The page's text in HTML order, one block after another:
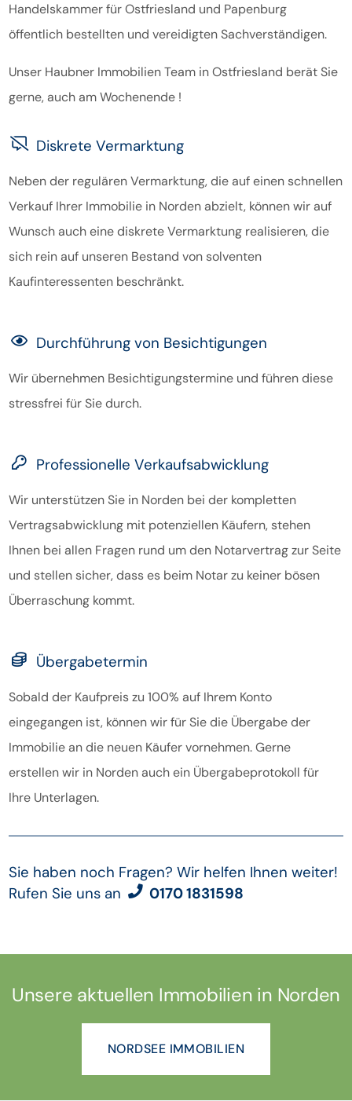
Handelskammer für Ostfriesland und Papenburg
öffentlich bestellten und vereidigten Sachverständigen.
Unser Haubner Immobilien Team in Ostfriesland berät Sie
gerne, auch am Wochenende !
Diskrete Vermarktung
Neben der regulären Vermarktung, die auf einen schnellen
Verkauf Ihrer Immobilie in Norden abzielt, können wir auf
Wunsch auch eine diskrete Vermarktung realisieren, die
sich rein auf unseren Bestand von solventen
Kaufinteressenten beschränkt.
Durchführung von Besichtigungen
Wir übernehmen Besichtigungstermine und führen diese
stressfrei für Sie durch.
Professionelle Verkaufsabwicklung
Wir unterstützen Sie in Norden bei der kompletten
Vertragsabwicklung mit potenziellen Käufern, stehen
Ihnen bei allen Fragen rund um den Notarvertrag zur Seite
und stellen sicher, dass es beim Notar zu keiner bösen
Überraschung kommt.
Übergabetermin
Sobald der Kaufpreis zu 100% auf Ihrem Konto
eingegangen ist, können wir für Sie die Übergabe der
Immobilie an die neuen Käufer vornehmen. Gerne
erstellen wir in Norden auch ein Übergabeprotokoll für
Ihre Unterlagen.
Sie haben noch Fragen? Wir helfen Ihnen weiter!
Rufen Sie uns an
0170 1831598
Unsere aktuellen Immobilien in Norden
NORDSEE IMMOBILIEN